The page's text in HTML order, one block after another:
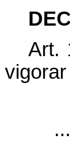
Art.